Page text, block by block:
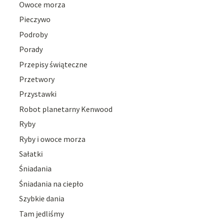
Owoce morza
Pieczywo
Podroby
Porady
Przepisy świąteczne
Przetwory
Przystawki
Robot planetarny Kenwood
Ryby
Ryby i owoce morza
Sałatki
Śniadania
Śniadania na ciepło
Szybkie dania
Tam jedliśmy